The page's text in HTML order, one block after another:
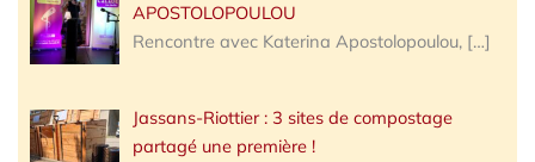
APOSTOLOPOULOU
Rencontre avec Katerina Apostolopoulou, […]
Jassans-Riottier : 3 sites de compostage
partagé une première !